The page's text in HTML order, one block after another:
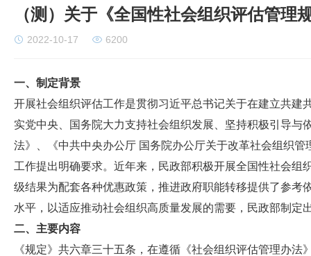
（测）关于《全国性社会组织评估管理
2022-10-17 6200
一、制定背景
开展社会组织评估工作是贯彻习近平总书记关于在建立共
实党中央、国务院大力支持社会组织发展、坚持积极引导
法》、《中共中央办公厅 国务院办公厅关于改革社会组织
工作提出明确要求。近年来，民政部积极开展全国性社会
级结果为配套各种优惠政策，推进政府职能转移提供了参
水平，以适应推动社会组织高质量发展的需要，民政部制定
二、主要内容
《规定》共六章三十五条，在遵循《社会组织评估管理办